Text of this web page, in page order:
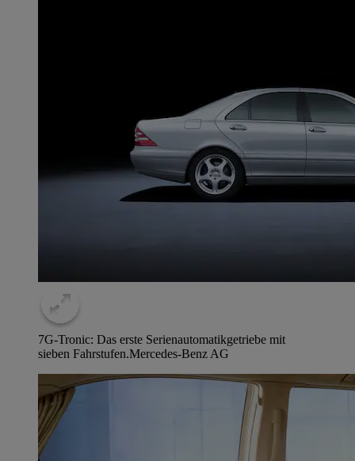
7G-Tronic: Das erste Serienautomatikgetriebe mit
sieben Fahrstufen.Mercedes-Benz AG